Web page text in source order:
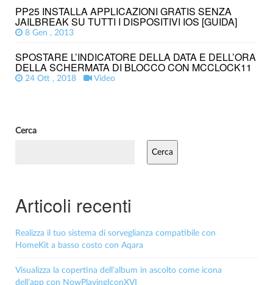
PP25 INSTALLA APPLICAZIONI GRATIS SENZA
JAILBREAK SU TUTTI I DISPOSITIVI IOS [GUIDA]
8 Gen , 2013
SPOSTARE L’INDICATORE DELLA DATA E DELL’ORA
DELLA SCHERMATA DI BLOCCO CON MCCLOCK11
24 Ott , 2018 Video
Cerca
Cerca
Articoli recenti
Realizza il tuo sistema di sorveglianza compatibile con
HomeKit a basso costo con Aqara
Visualizza la copertina dell’album in ascolto come icona
dell’app con NowPlayingIconXVI